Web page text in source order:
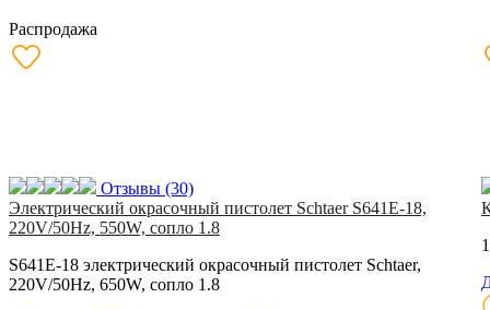
Распродажа
Отзывы (30)
Электрический окрасочный пистолет Schtaer S641E-18,
220V/50Hz, 550W, сопло 1.8
S641E-18 электрический окрасочный пистолет Schtaer,
220V/50Hz, 650W, сопло 1.8